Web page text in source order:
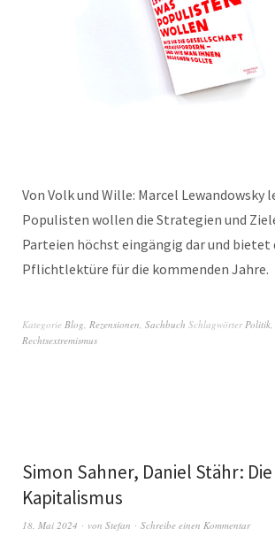
Von Volk und Wille: Marcel Lewandowsky
Populisten wollen die Strategien und
Parteien höchst eingängig dar und bietet
Pflichtlektüre für die kommenden Jahre.
Kategorie Blog Rezensionen Sachbuch Schlagwörter Politik
Rechtsextremismus
Simon Sahner, Daniel Stähr:
Kapitalismus
18. Mai 2024 von Stefan Schreibe einen Kommentar